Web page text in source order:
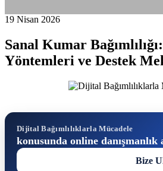
19 Nisan 2026
Sanal Kumar
Yöntemleri ve Destek
Dijital Bağımlılıklarla Mücadele
konusunda online
Bize